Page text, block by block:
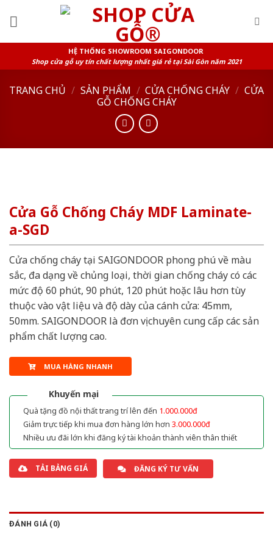
HỆ THỐNG SHOWROOM SAIGONDOOR
Shop cửa gỗ uy tín chất lượng nhất giá rẻ tại Sài Gòn năm 2021
TRANG CHỦ / SẢN PHẨM / CỬA CHỐNG CHÁY / CỬA
GỖ CHỐNG CHÁY
Cửa Gỗ Chống Cháy MDF Laminate-
a-SGD
Cửa chống cháy tại SAIGONDOOR phong phú về màu
sắc, đa dạng về chủng loại, thời gian chống cháy có các
mức độ 60 phút, 90 phút, 120 phút hoặc lâu hơn tùy
thuộc vào vật liệu và độ dày của cánh cửa: 45mm,
50mm. SAIGONDOOR là đơn vị chuyên cung cấp các sản
phẩm chất lượng cao.
MUA HÀNG NHANH
Khuyến mại
Quà tặng đồ nội thất trang trí lên đến 1.000.000đ
Giảm trực tiếp khi mua đơn hàng lớn hơn 3.000.000đ
Nhiều ưu đãi lớn khi đăng ký tài khoản thành viên thân thiết
TẢI BẢNG GIÁ ĐĂNG KÝ TƯ VẤN
ĐÁNH GIÁ (0)